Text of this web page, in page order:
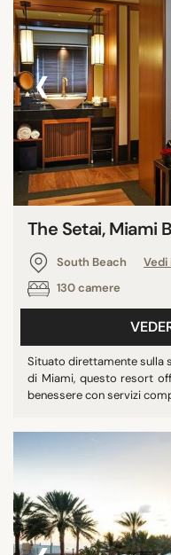
‹
The Setai, Miami
South Beach
Vedi
130 camere
Situato direttamente sulla
di Miami, questo resort
benessere con servizi